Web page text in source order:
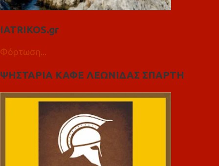
IATRIKOS.gr
Φόρτωση...
ΨΗΣΤΑΡΙΑ ΚΑΦΕ ΛΕΩΝΙΔΑΣ ΣΠΑΡΤΗ